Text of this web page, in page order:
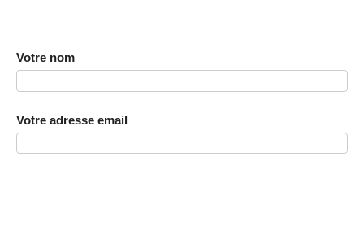
Votre nom
Votre adresse email